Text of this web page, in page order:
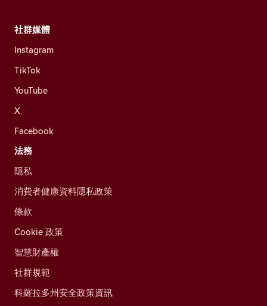
社群媒體
Instagram
TikTok
YouTube
X
Facebook
法務
隱私
消費者健康資料隱私政策
條款
Cookie 政策
智慧財產權
社群規範
科羅拉多州安全政策資訊